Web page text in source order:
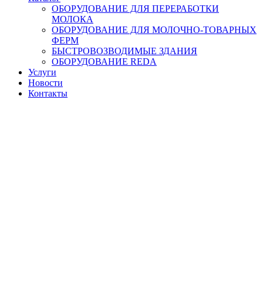
ОБОРУДОВАНИЕ ДЛЯ ПЕРЕРАБОТКИ
МОЛОКА
ОБОРУДОВАНИЕ ДЛЯ МОЛОЧНО-ТОВАРНЫХ
ФЕРМ
БЫСТРОВОЗВОДИМЫЕ ЗДАНИЯ
ОБОРУДОВАНИЕ REDA
Услуги
Новости
Контакты